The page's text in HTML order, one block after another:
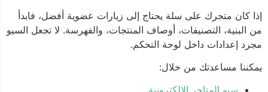
إذا كان متجرك على سلة يحتاج إلى زيارات عضوية أفضل، فابدأ
من البنية، التصنيفات، أوصاف المنتجات، والفهرسة. لا تجعل السيو
مجرد إعدادات داخل لوحة التحكم.
يمكننا مساعدتك من خلال: